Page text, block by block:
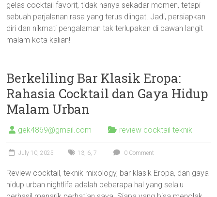
gelas cocktail favorit, tidak hanya sekadar momen, tetapi
sebuah perjalanan rasa yang terus diingat. Jadi, persiapkan
diri dan nikmati pengalaman tak terlupakan di bawah langit
malam kota kalian!
Berkeliling Bar Klasik Eropa:
Rahasia Cocktail dan Gaya Hidup
Malam Urban
gek4869@gmail.com review cocktail teknik
July 10, 2025 13, 6,7 0 Comment
Review cocktail, teknik mixology, bar klasik Eropa, dan gaya
hidup urban nightlife adalah beberapa hal yang selalu